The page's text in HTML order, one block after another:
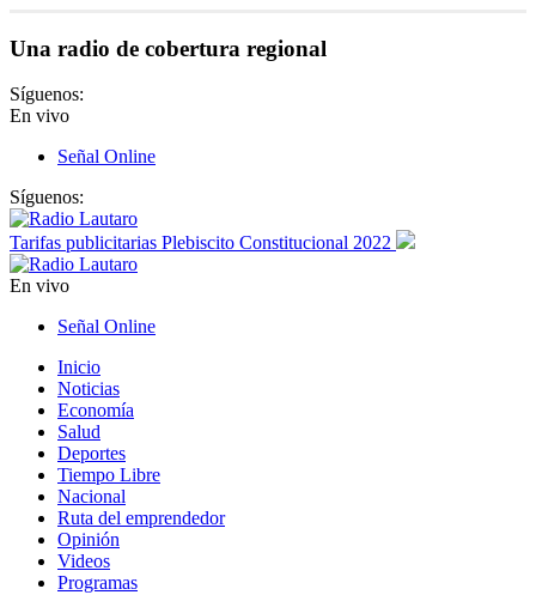
Una radio de cobertura regional
Síguenos:
En vivo
Señal Online
Síguenos:
Tarifas publicitarias Plebiscito Constitucional 2022
En vivo
Señal Online
Inicio
Noticias
Economía
Salud
Deportes
Tiempo Libre
Nacional
Ruta del emprendedor
Opinión
Videos
Programas